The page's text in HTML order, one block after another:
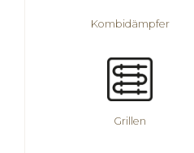
Kombidämpfer
Grillen